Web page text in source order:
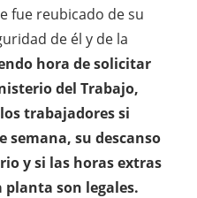
fue reubicado de su
de él y de la
hora de solicitar
del Trabajo,
trabajadores si
semana, su descanso
y si las horas extras
planta son legales.